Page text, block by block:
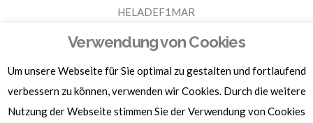
HELADEF1MAR
Für Spendenbescheinigungen, Sachspenden und weitere
Informationen, hier klicken.
Verwendung von Cookies
Um unsere Webseite für Sie optimal zu gestalten und fortlaufend
verbessern zu können, verwenden wir Cookies. Durch die weitere
Nutzung der Webseite stimmen Sie der Verwendung von Cookies